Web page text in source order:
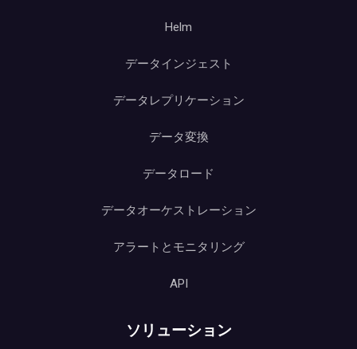
Helm
データインジェスト
データレプリケーション
データ変換
データロード
データオーケストレーション
アラートとモニタリング
API
ソリューション